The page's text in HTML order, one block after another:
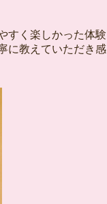
すく楽しかった体験
に教えていただき感